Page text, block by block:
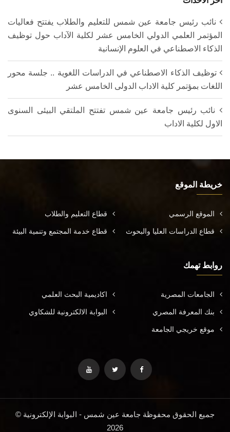
نائب رئيس جامعة عين شمس للتعليم والطلاب يفتتح فعاليات
المؤتمر العلمي الدولي الخامس عشر لكلية الآداب حول توظيف
الذكاء الاصطناعي في العلوم الإنسانية
توظيف الذكاء الاصطناعي في الدراسات اللغوية .. جلسة محور
اللغات بمؤتمر كلية الاداب الدولى الخامس عشر
نائب رئيس جامعة عين شمس تفتتح الملتقي البيئى السنوى
الاول لكلية الاداب
خريطة الموقع
الموقع الرسمي قطاع التعليم والطلاب
قطاع الدراسات العليا والبحوث قطاع خدمة المجتمع وتنمية البيئة
روابط تهمك
الجامعات المصرية اكاديمية البحث العلمي
بنك المعرفة المصري البوابة الالكترونية للشكاوي
موقع خريجي الجامعة
جميع الحقوق محفوظة جامعة عين شمس - البوابة الإلكترونية ©
2026